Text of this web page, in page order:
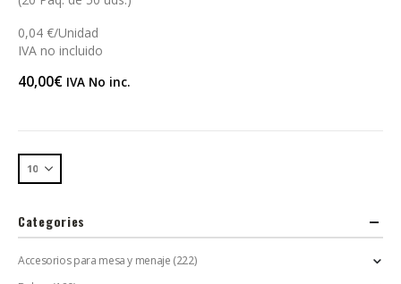
0,04 €/Unidad
IVA no incluido
40,00€ IVA No inc.
Categories
Accesorios para mesa y menaje (222)